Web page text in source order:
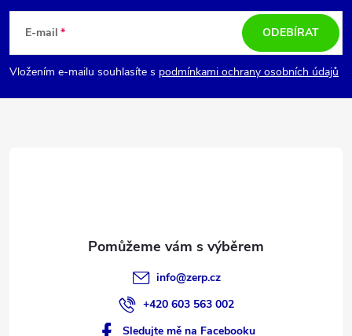
p
a
E-mail
Vložením e-mailu souhlasíte s podmínkami ochrany osobních údajů
ODEBÍRAT
info@zerp.cz
+420 603 563 002
Sledujte mě na Facebooku